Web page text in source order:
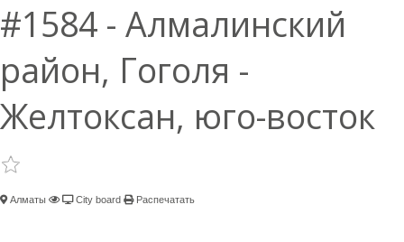
#1584 - Алмалинский
район, Гоголя -
Желтоксан, юго-восток
Алматы City board Распечатать